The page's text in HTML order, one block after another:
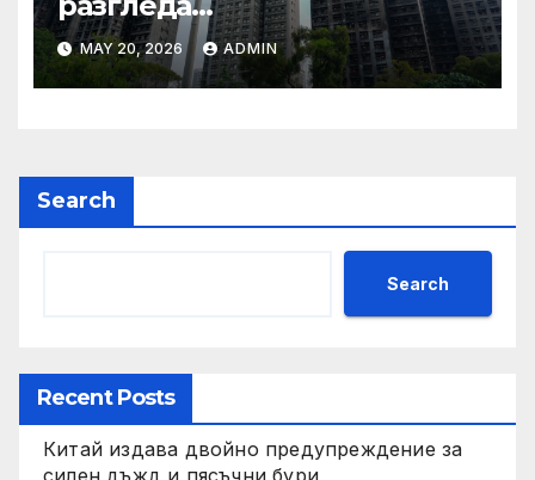
застрахователните
претенции на Wang Fuk
Court по план за обратно
MAY 20, 2026 ADMIN
Search
Search
Recent Posts
Китай издава двойно предупреждение за